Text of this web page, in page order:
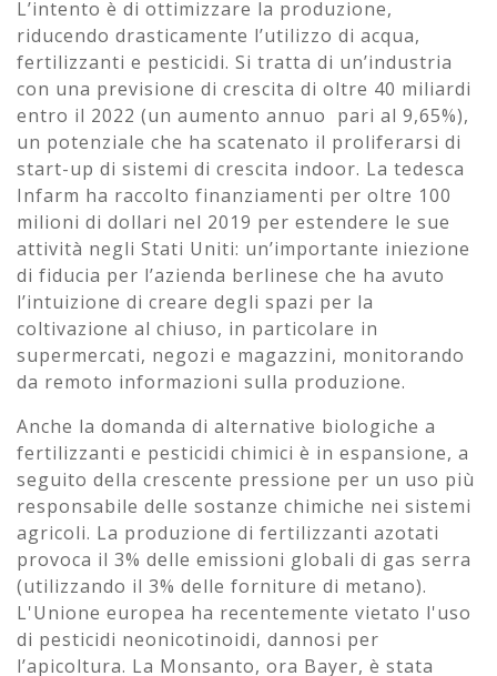
L’intento è di ottimizzare la produzione,
riducendo drasticamente l’utilizzo di acqua,
fertilizzanti e pesticidi. Si tratta di un’industria
con una previsione di crescita di oltre 40 miliardi
entro il 2022 (un aumento annuo pari al 9,65%),
un potenziale che ha scatenato il proliferarsi di
start-up di sistemi di crescita indoor. La tedesca
Infarm ha raccolto finanziamenti per oltre 100
milioni di dollari nel 2019 per estendere le sue
attività negli Stati Uniti: un’importante iniezione
di fiducia per l’azienda berlinese che ha avuto
l’intuizione di creare degli spazi per la
coltivazione al chiuso, in particolare in
supermercati, negozi e magazzini, monitorando
da remoto informazioni sulla produzione.
Anche la domanda di alternative biologiche a
fertilizzanti e pesticidi chimici è in espansione, a
seguito della crescente pressione per un uso più
responsabile delle sostanze chimiche nei sistemi
agricoli. La produzione di fertilizzanti azotati
provoca il 3% delle emissioni globali di gas serra
(utilizzando il 3% delle forniture di metano).
L'Unione europea ha recentemente vietato l'uso
di pesticidi neonicotinoidi, dannosi per
l’apicoltura. La Monsanto, ora Bayer, è stata